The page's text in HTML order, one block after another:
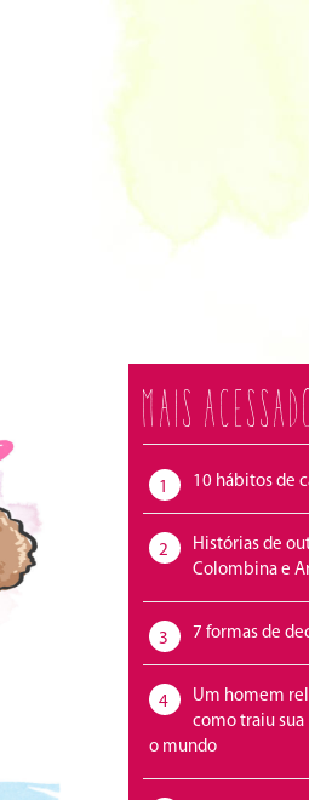
Mais
1 10 hábitos de
2
Histórias de
Colombina e
3 7 formas de
4
Um homem
como traiu
o mundo